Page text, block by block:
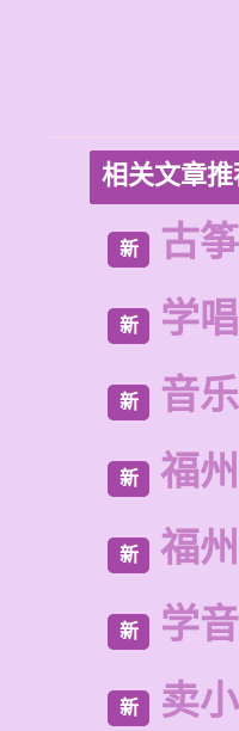
相关文章推
新 古
新 学
新 音
新 福
新 福
新 学
新 卖